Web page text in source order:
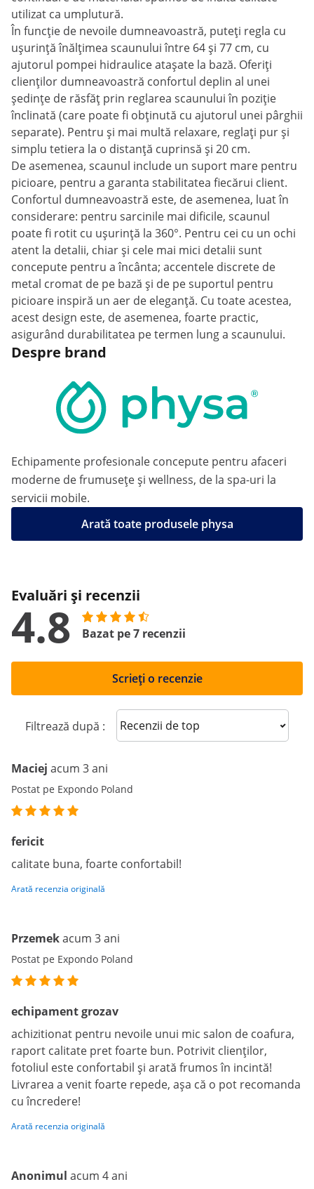
utilizat ca umplutură.
În funcție de nevoile dumneavoastră, puteți regla cu
ușurință înălțimea scaunului între 64 și 77 cm, cu
ajutorul pompei hidraulice atașate la bază. Oferiți
clienților dumneavoastră confortul deplin al unei
ședințe de răsfăț prin reglarea scaunului în poziție
înclinată (care poate fi obținută cu ajutorul unei pârghii
separate). Pentru și mai multă relaxare, reglați pur și
simplu tetiera la o distanță cuprinsă și 20 cm.
De asemenea, scaunul include un suport mare pentru
picioare, pentru a garanta stabilitatea fiecărui client.
Confortul dumneavoastră este, de asemenea, luat în
considerare: pentru sarcinile mai dificile, scaunul
poate fi rotit cu ușurință la 360°. Pentru cei cu un ochi
atent la detalii, chiar și cele mai mici detalii sunt
concepute pentru a încânta; accentele discrete de
metal cromat de pe bază și de pe suportul pentru
picioare inspiră un aer de eleganță. Cu toate acestea,
acest design este, de asemenea, foarte practic,
asigurând durabilitatea pe termen lung a scaunului.
Despre brand
Echipamente profesionale concepute pentru afaceri
moderne de frumusețe și wellness, de la spa-uri la
servicii mobile.
Arată toate produsele physa
Evaluări și recenzii
4.8 Bazat pe 7 recenzii
Scrieți o recenzie
Filtrează după : Sort reviews
Maciej acum 3 ani
Postat pe Expondo Poland
fericit
calitate buna, foarte confortabil!
Arată recenzia originală
Przemekacum 3 ani
Postat pe Expondo Poland
echipament grozav
achizitionat pentru nevoile unui mic salon de coafura,
raport calitate pret foarte bun. Potrivit clienților,
fotoliul este confortabil și arată frumos în incintă!
Livrarea a venit foarte repede, așa că o pot recomanda
cu încredere!
Arată recenzia originală
Anonimul acum 4 ani